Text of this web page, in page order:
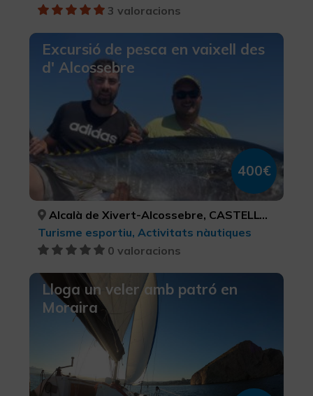
3 valoracions
Excursió de pesca en vaixell des
d' Alcossebre
400€
Alcalà de Xivert-Alcossebre, CASTELLÓ/CASTELLÓN
Turisme esportiu, Activitats nàutiques
0 valoracions
Lloga un veler amb patró en
Moraira